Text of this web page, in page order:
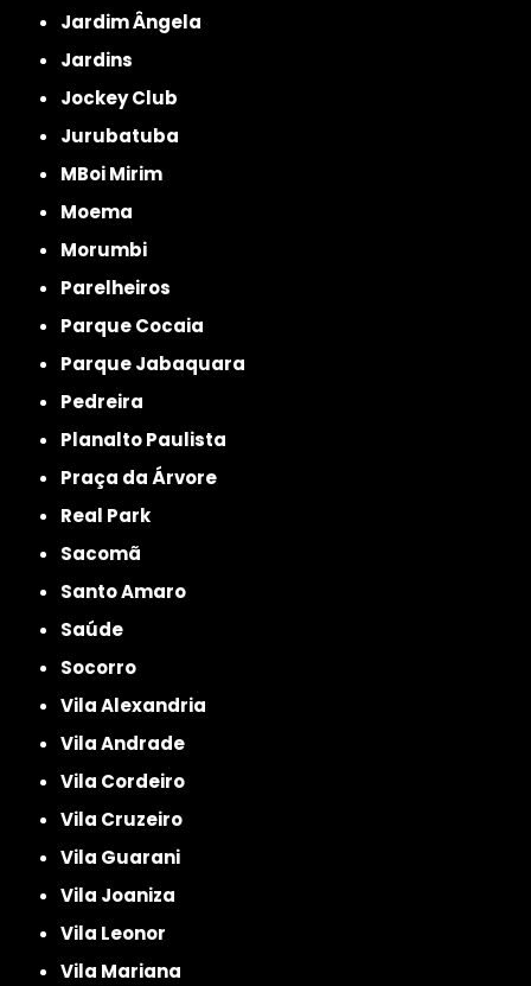
Jardim Ângela
Jardins
Jockey Club
Jurubatuba
MBoi Mirim
Moema
Morumbi
Parelheiros
Parque Cocaia
Parque Jabaquara
Pedreira
Planalto Paulista
Praça da Árvore
Real Park
Sacomã
Santo Amaro
Saúde
Socorro
Vila Alexandria
Vila Andrade
Vila Cordeiro
Vila Cruzeiro
Vila Guarani
Vila Joaniza
Vila Leonor
Vila Mariana